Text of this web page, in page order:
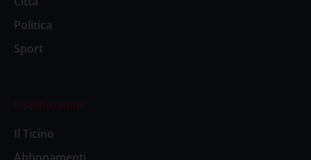
Politica
Sport
Il settimanale
Il Ticino